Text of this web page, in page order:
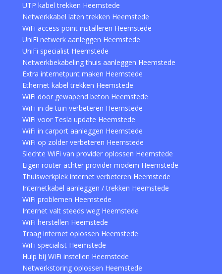
UTP kabel trekken Heemstede
Netwerkkabel laten trekken Heemstede
WiFi access point installeren Heemstede
UniFi netwerk aanleggen Heemstede
UniFi specialist Heemstede
Netwerkbekabeling thuis aanleggen Heemstede
Extra internetpunt maken Heemstede
Ethernet kabel trekken Heemstede
WiFi door gewapend beton Heemstede
WiFi in de tuin verbeteren Heemstede
WiFi voor Tesla update Heemstede
WiFi in carport aanleggen Heemstede
WiFi op zolder verbeteren Heemstede
Slechte WiFi van provider oplossen Heemstede
Eigen router achter provider modem Heemstede
Thuiswerkplek internet verbeteren Heemstede
Internetkabel aanleggen / trekken Heemstede
WiFi problemen Heemstede
Internet valt steeds weg Heemstede
WiFi herstellen Heemstede
Traag internet oplossen Heemstede
WiFi specialist Heemstede
Hulp bij WiFi instellen Heemstede
Netwerkstoring oplossen Heemstede